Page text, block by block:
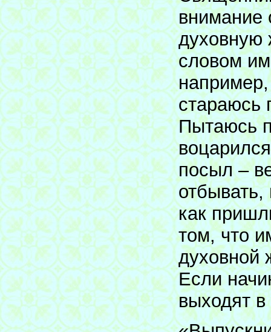
внимание
духовную
словом
стараюсь
Пытаюсь
посыл –
как
том, что
духовной
Если
выходят